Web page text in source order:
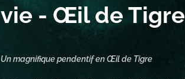
vie - Œil de Tigre
Un magnifique pendentif en Œil de Tigre